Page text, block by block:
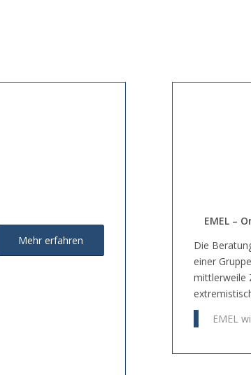
Mehr erfahren
EMEL –
Die
einer
mittlerweile
EMEL